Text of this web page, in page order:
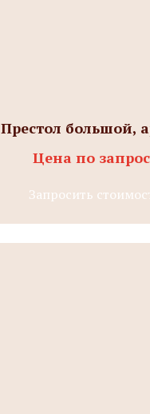
Престол большой,
Цена по
Запросить